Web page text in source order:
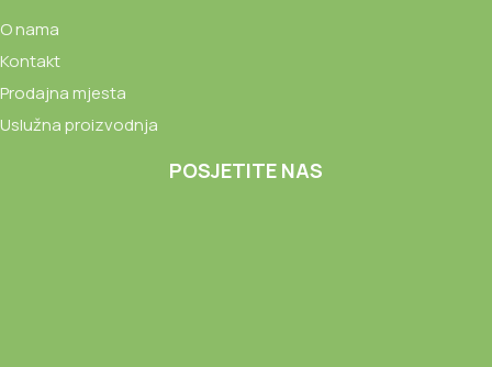
O nama
Kontakt
Prodajna mjesta
Uslužna proizvodnja
POSJETITE NAS